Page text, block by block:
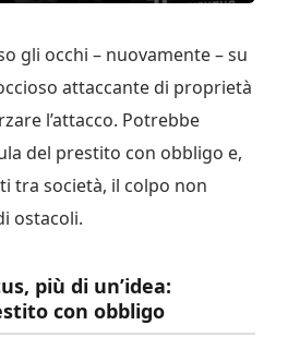
gli occhi – nuovamente – su
attaccante di proprietà
l’attacco. Potrebbe
del prestito con obbligo e,
tra società, il colpo non
ostacoli.
più di un’idea:
con obbligo